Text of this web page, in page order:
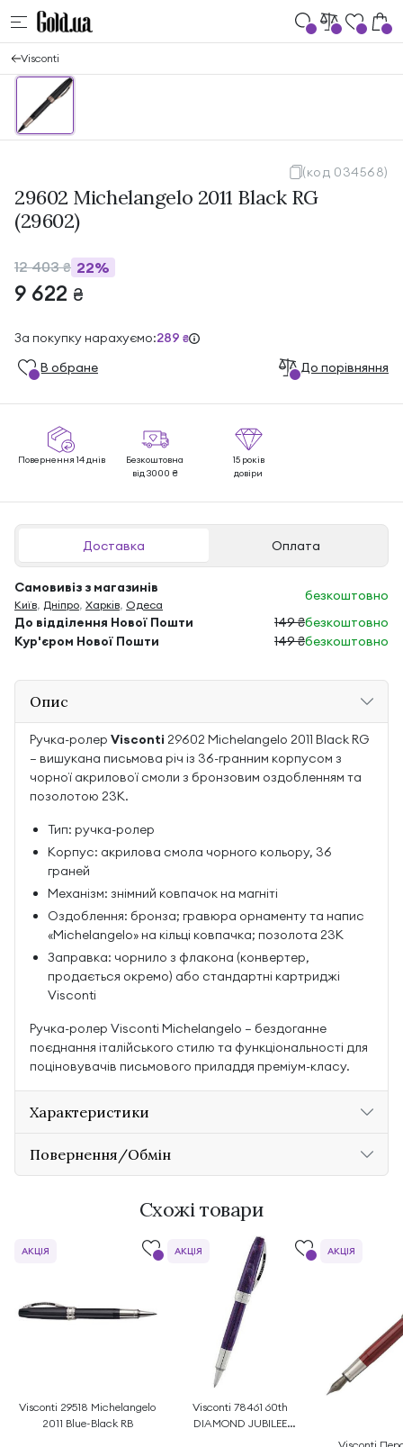
Visconti
(код 034568)
29602 Michelangelo 2011 Black RG
(29602)
12 403₴ 22%
9 622 ₴
За покупку нарахуємо:289 ₴
В обране До порівняння
Повернення 14 днів
Безкоштовна
від 3000 ₴
15 років
довіри
Доставка Оплата
Самовивіз з магазинів
Київ, Дніпро, Харків, Одеса
безкоштовно
До відділення Нової Пошти
149 ₴безкоштовно
Кур'єром Нової Пошти
149 ₴безкоштовно
Опис
Ручка-ролер Visconti 29602 Michelangelo 2011 Black RG
— вишукана письмова річ із 36-гранним корпусом з
чорної акрилової смоли з бронзовим оздобленням та
позолотою 23K.
Тип: ручка-ролер
Корпус: акрилова смола чорного кольору, 36
граней
Механізм: знімний ковпачок на магніті
Оздоблення: бронза; гравюра орнаменту та напис
«Michelangelo» на кільці ковпачка; позолота 23K
Заправка: чорнило з флакона (конвертер,
продається окремо) або стандартні картриджі
Visconti
Ручка-ролер Visconti Michelangelo — бездоганне
поєднання італійського стилю та функціональності для
поціновувачів письмового приладдя преміум-класу.
Характеристики
Повернення/Обмін
Схожі товари
Visconti 29518 Michelangelo
2011 Blue-Black RB
АКЦІЯ
Visconti 78461 60th
DIAMOND JUBILEE
АКЦІЯ АКЦІЯ